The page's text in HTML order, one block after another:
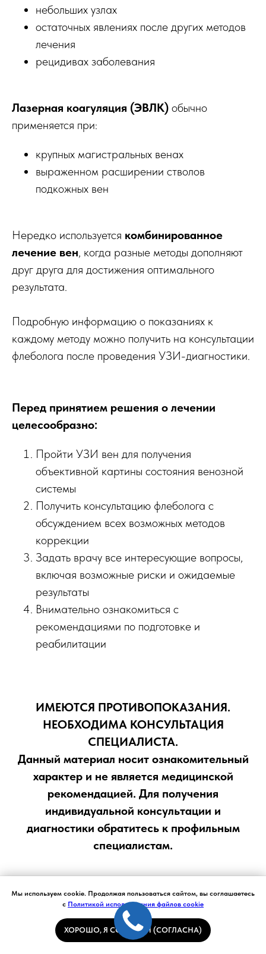
небольших узлах
остаточных явлениях после других методов
лечения
рецидивах заболевания
Лазерная коагуляция (ЭВЛК) обычно
применяется при:
крупных магистральных венах
выраженном расширении стволов
подкожных вен
Нередко используется комбинированное
лечение вен, когда разные методы дополняют
друг друга для достижения оптимального
результата.
Подробную информацию о показаниях к
каждому методу можно получить на консультации
флеболога после проведения УЗИ-диагностики.
Перед принятием решения о лечении
целесообразно:
Пройти УЗИ вен для получения
объективной картины состояния венозной
системы
Получить консультацию флеболога с
обсуждением всех возможных методов
коррекции
Задать врачу все интересующие вопросы,
включая возможные риски и ожидаемые
результаты
Внимательно ознакомиться с
рекомендациями по подготовке и
реабилитации
ИМЕЮТСЯ ПРОТИВОПОКАЗАНИЯ.
НЕОБХОДИМА КОНСУЛЬТАЦИЯ
СПЕЦИАЛИСТА.
Данный материал носит ознакомительный
характер и не является медицинской
рекомендацией. Для получения
индивидуальной консультации и
диагностики обратитесь к профильным
специалистам.
Мы используем cookie. Продолжая пользоваться сайтом, вы соглашаетесь
с Политикой использования файлов cookie
ХОРОШО, Я СОГЛАСЕН (СОГЛАСНА)